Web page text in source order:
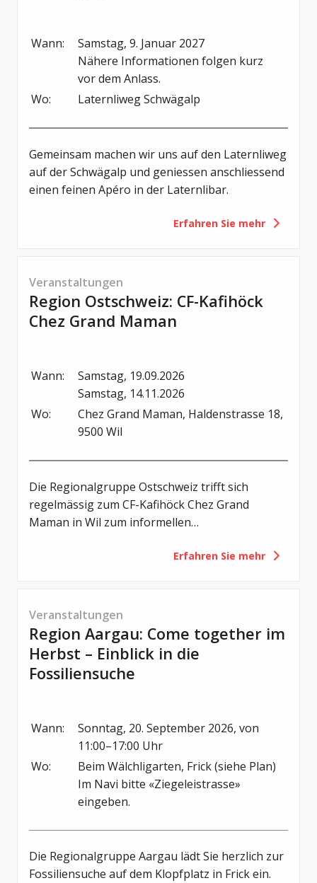
Wann:
Samstag, 9. Januar 2027
Nähere Informationen folgen kurz
vor dem Anlass.
Wo:
Laternliweg Schwägalp
Gemeinsam machen wir uns auf den Laternliweg
auf der Schwägalp und geniessen anschliessend
einen feinen Apéro in der Laternlibar.
Erfahren Sie mehr
Veranstaltungen
Region Ostschweiz: CF-Kafihöck
Chez Grand Maman
Wann:
Samstag, 19.09.2026
Samstag, 14.11.2026
Wo:
Chez Grand Maman, Haldenstrasse 18,
9500 Wil
Die Regionalgruppe Ostschweiz trifft sich
regelmässig zum CF-Kafihöck Chez Grand
Maman in Wil zum informellen
zu einem gemütlichen Frühstück.Erfahren Sie mehr
Veranstaltungen
Region Aargau: Come together im
Herbst – Einblick in die
Fossiliensuche
Wann:
Sonntag, 20. September 2026, von
11:00–17:00 Uhr
Wo:
Beim Wälchligarten, Frick (siehe Plan)
Im Navi bitte «Ziegeleistrasse»
eingeben.
Die Regionalgruppe Aargau lädt Sie herzlich zur
Fossiliensuche auf dem Klopfplatz in Frick ein.